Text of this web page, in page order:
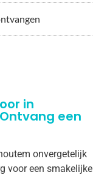
in
een
onvergetelijk
voor een smakelijke